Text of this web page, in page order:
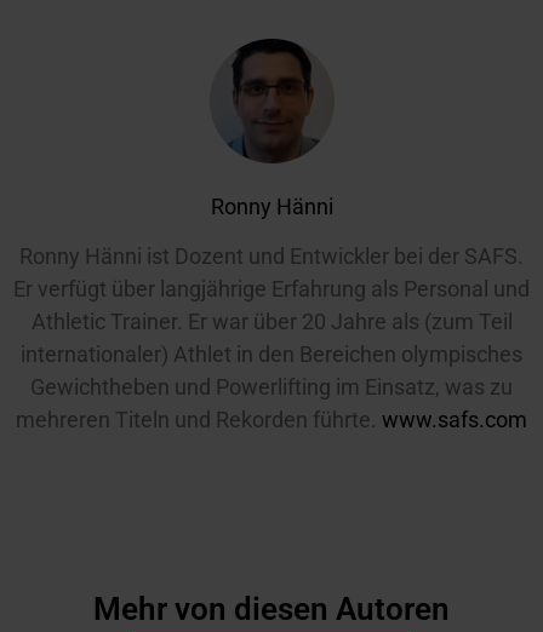
Ronny Hänni
Ronny Hänni ist Dozent und Entwickler bei der SAFS.
Er verfügt über langjährige Erfahrung als Personal und
Athletic Trainer. Er war über 20 Jahre als (zum Teil
internationaler) Athlet in den Bereichen olympisches
Gewichtheben und Powerlifting im Einsatz, was zu
mehreren Titeln und Rekorden führte. www.safs.com
Mehr von diesen Autoren